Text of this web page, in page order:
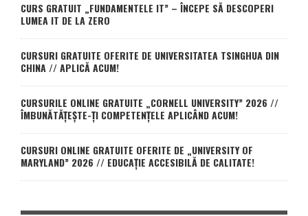
CURS GRATUIT „FUNDAMENTELE IT” – ÎNCEPE SĂ DESCOPERI
LUMEA IT DE LA ZERO
CURSURI GRATUITE OFERITE DE UNIVERSITATEA TSINGHUA DIN
CHINA // APLICĂ ACUM!
CURSURILE ONLINE GRATUITE „CORNELL UNIVERSITY” 2026 //
ÎMBUNĂTĂȚEȘTE-ȚI COMPETENȚELE APLICÂND ACUM!
CURSURI ONLINE GRATUITE OFERITE DE „UNIVERSITY OF
MARYLAND” 2026 // EDUCAȚIE ACCESIBILĂ DE CALITATE!